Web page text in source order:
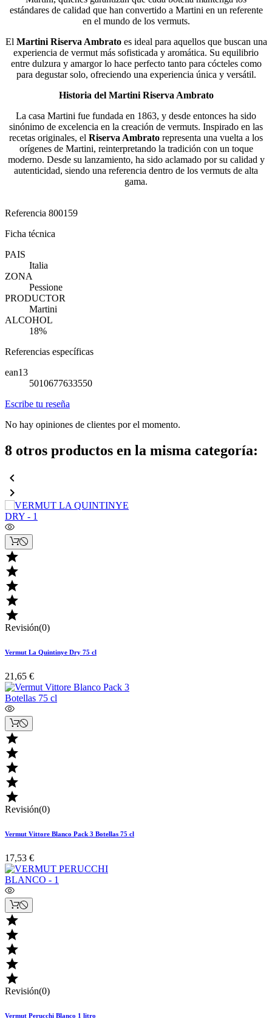
estándares de calidad que han convertido a Martini en un referente
en el mundo de los vermuts.
El Martini Riserva Ambratoes ideal para aquellos que buscan una
experiencia de vermut más sofisticada y aromática. Su equilibrio
entre dulzura y amargor lo hace perfecto tanto para cócteles como
para degustar solo, ofreciendo una experiencia única y versátil.
Historia del Martini Riserva Ambrato
La casa Martini fue fundada en 1863, y desde entonces ha sido
sinónimo de excelencia en la creación de vermuts. Inspirado en las
recetas originales, el Riserva Ambrato representa una vuelta a los
orígenes de Martini, reinterpretando la tradición con un toque
moderno. Desde su lanzamiento, ha sido aclamado por su calidad y
autenticidad, siendo una referencia dentro de los vermuts de alta
gama.
Referencia 800159
Ficha técnica
PAIS
Italia
ZONA
Pessione
PRODUCTOR
Martini
ALCOHOL
18%
Referencias específicas
ean13
5010677633550
Escribe tu reseña
No hay opiniones de clientes por el momento.
8 otros productos en la misma categoría:







Revisión(0)
Vermut La Quintinye Dry 75 cl
21,65 €





Revisión(0)
Vermut Vittore Blanco Pack 3 Botellas 75 cl
17,53 €





Revisión(0)
Vermut Perucchi Blanco 1 litro